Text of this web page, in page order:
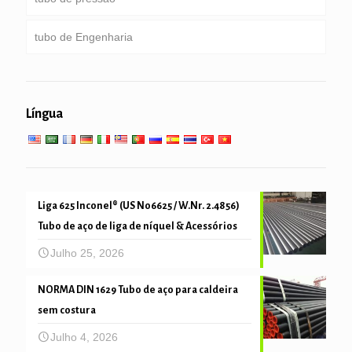
Tubulação galvanizada
Caldeira, trocador de calor, condensador & tubo de
tubo de Engenharia
tubo de mecânica e de precisão
Língua
Liga 625 Inconel® (US N06625 / W.Nr. 2.4856)
Tubo de aço de liga de níquel & Acessórios
Julho 25, 2026
NORMA DIN 1629 Tubo de aço para caldeira
sem costura
Julho 4, 2026